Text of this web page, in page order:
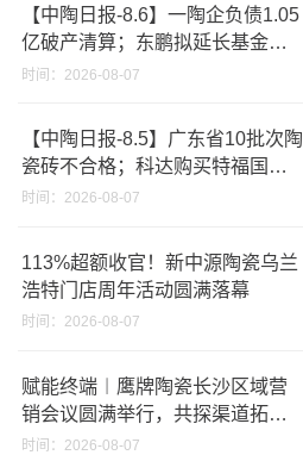
【中陶日报-8.6】一陶企负债1.05
亿破产清算；东鹏拟延长基金投
资期限；工信部开展建陶行业能
时间：2026-08-07
【中陶日报-8.5】广东省10批次陶
瓷砖不合格；科达购买特福国际
股份申请未通过；蒙娜丽莎5千万
破18亿元
时间：2026-08-07
113%超额收官！新中源陶瓷乌兰
浩特门店周年活动圆满落幕
时间：2026-08-07
赋能终端︱鹰牌陶瓷长沙区域营
销会议圆满举行，共探渠道拓展
与门店升级新路径
时间：2026-08-07